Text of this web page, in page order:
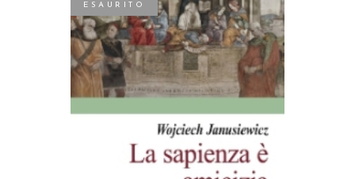
ESAURITO
LEGGI TUTTO